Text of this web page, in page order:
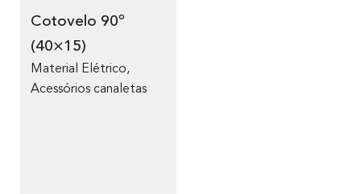
Cotovelo 90º
(40×15)
Material Elétrico,
Acessórios canaletas